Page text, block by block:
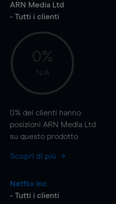
ARN Media Ltd
- Tutti i clienti
0%
N/A
0% dei clienti hanno
posizioni ARN Media Ltd
su questo prodotto
Scopri di più
Netflix Inc
- Tutti i clienti